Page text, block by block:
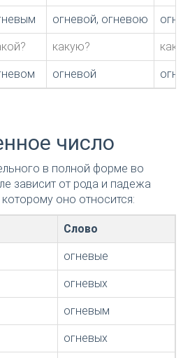
огневой, огневою
какую?
огневой
число
в полной форме во
зависит от рода и падежа
оно относится:
Слово
огневые
огневых
огневым
огневых